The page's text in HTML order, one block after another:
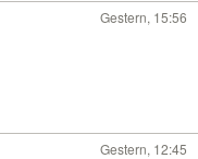
Gestern, 15:56
Gestern, 12:45